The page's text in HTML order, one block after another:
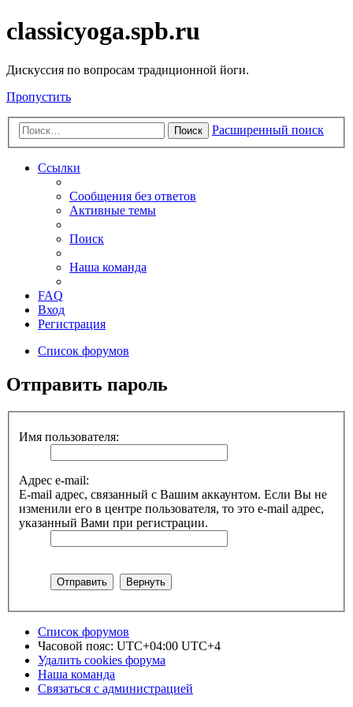
classicyoga.spb.ru
Дискуссия по вопросам традиционной йоги.
Пропустить
Поиск Расширенный поиск
Ссылки
Сообщения без ответов
Активные темы
Поиск
Наша команда
FAQ
Вход
Регистрация
Список форумов
Отправить пароль
Имя пользователя:
Адрес e-mail:
E-mail адрес, связанный с Вашим аккаунтом. Если Вы не
изменили его в центре пользователя, то это e-mail адрес,
указанный Вами при регистрации.
Список форумов
Часовой пояс: UTC+04:00 UTC+4
Удалить cookies форума
Наша команда
Связаться с администрацией